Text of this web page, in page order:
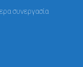
συνεργασία